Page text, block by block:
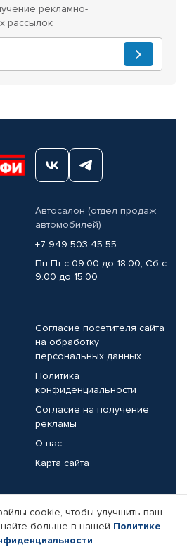
рекламно-
рассылок
Автосалон (отдел продаж
автомобилей)
+7 949 503-45-55
Пн-Пт с 09.00 до 18.00, Сб с
9.00 до 15.00
Согласие посетителя сайта
на обработку
персональных данных
Политика
конфиденциальности
Согласие на получение
рекламы
О нас
Карта сайта
Реквизиты компании
cookie, чтобы улучшить ваш
больше в нашей Политике
.